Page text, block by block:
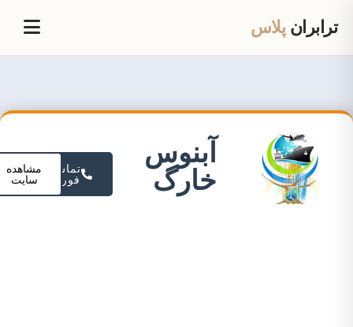
ترابرانپلاس
آبنوس
خارگ
تماس
فوری
مشاهده
سایت